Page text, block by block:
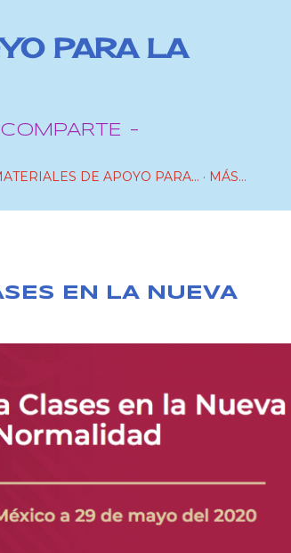
PARA LA
-
DE APOYO PARA... MÁS…
EN LA NUEVA